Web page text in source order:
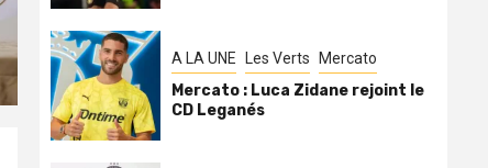
A LA UNE Les Verts Mercato
Mercato : Luca Zidane rejoint le
CD Leganés